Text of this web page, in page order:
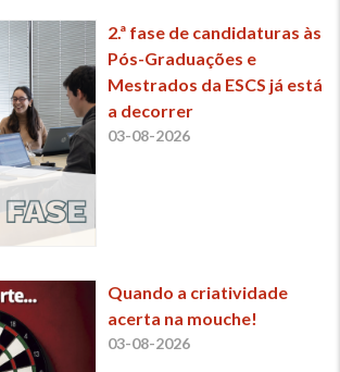
2.ª fase de candidaturas às
Pós-Graduações e
Mestrados da ESCS já está
a decorrer
03-08-2026
Quando a criatividade
acerta na mouche!
03-08-2026